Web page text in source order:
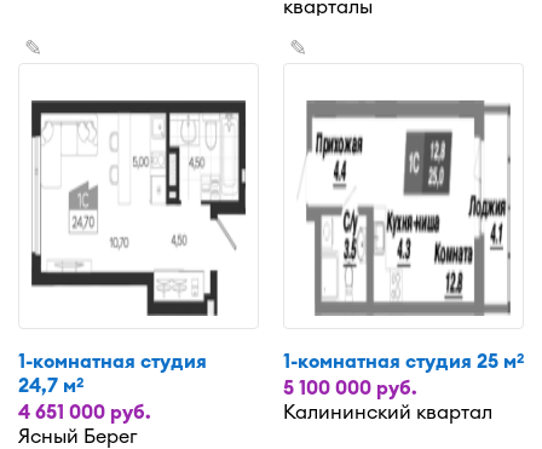
кварталы
✎
1-комнатная студия
24,7 м2
4 651 000 руб.
Ясный Берег
✎
1-комнатная студия 25 м2
5 100 000 руб.
Калининский квартал